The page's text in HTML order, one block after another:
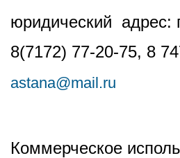
юридический адрес:
8(7172) 77-20-75, 8
astana@mail.ru
Коммерческое